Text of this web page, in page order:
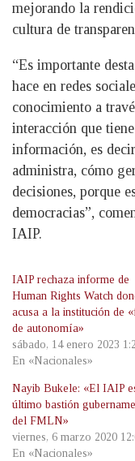
mejorando la
cultura de
“Es importante
hace en redes
conocimiento a
interacción que
información, es
administra, cómo
decisiones, porque
democracias”,
IAIP.
IAIP rechaza informe de
Human Rights Watch
acusa a la institución de
de autonomía»
sábado, 14 enero 2023
En «Nacionales»
Nayib Bukele: «El IAIP
último bastión
del FMLN»
viernes, 6 marzo 2020
En «Nacionales»